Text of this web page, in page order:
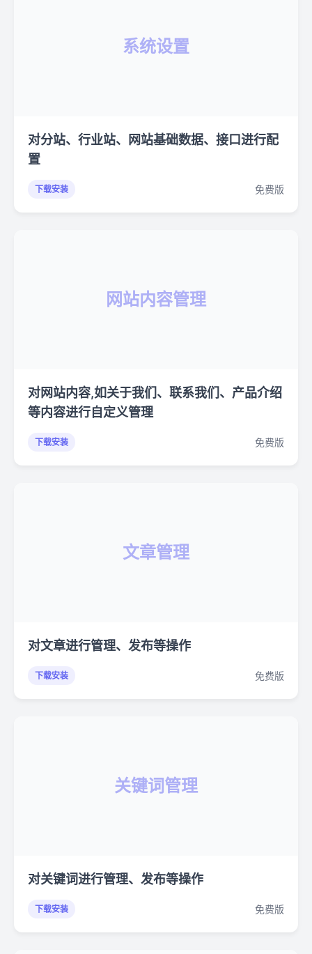
系统设置
对分站、行业站、网站基础数据、接口进行配
置
下载安装 免费版
网站内容管理
对网站内容,如关于我们、联系我们、产品介绍
等内容进行自定义管理
下载安装 免费版
文章管理
对文章进行管理、发布等操作
下载安装 免费版
关键词管理
对关键词进行管理、发布等操作
下载安装 免费版